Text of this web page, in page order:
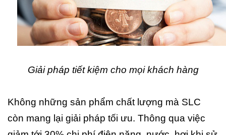
Giải pháp tiết kiệm cho mọi khách hàng
Không những sản phẩm chất lượng mà SLC
còn mang lại giải pháp tối ưu. Thông qua việc